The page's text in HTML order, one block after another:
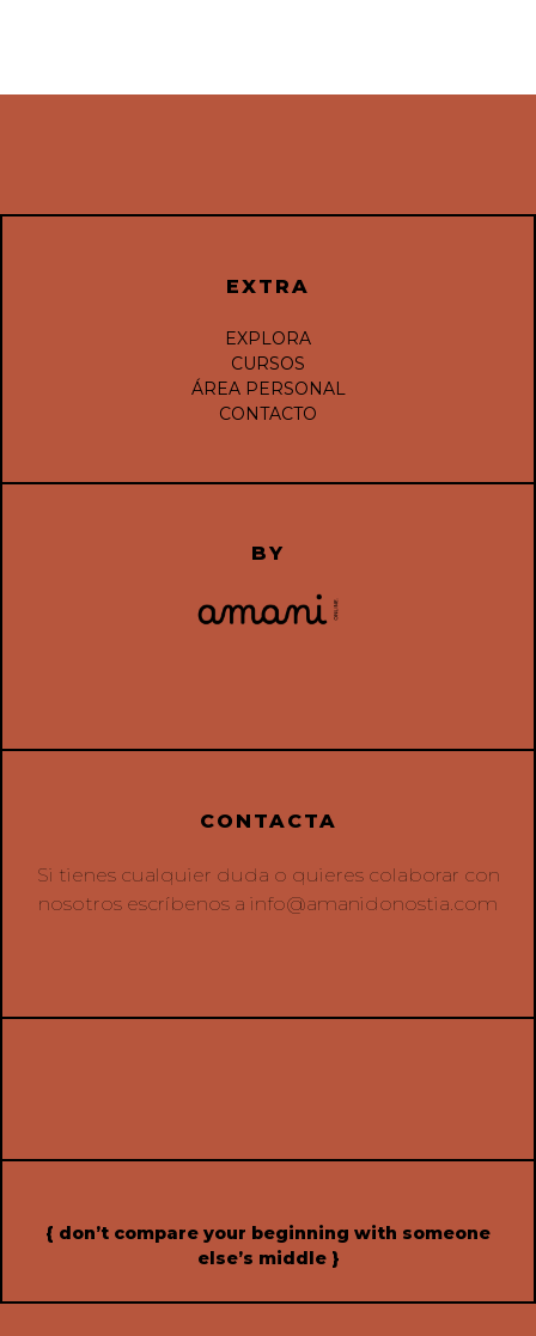
EXTRA
EXPLORA
CURSOS
ÁREA PERSONAL
CONTACTO
BY
CONTACTA
Si tienes cualquier duda o quieres colaborar con
nosotros escríbenos a info@amanidonostia.com
{ don’t compare your beginning with someone
else’s middle }